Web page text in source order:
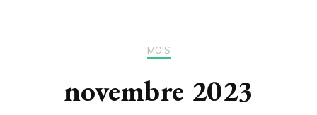
MOIS
novembre 2023